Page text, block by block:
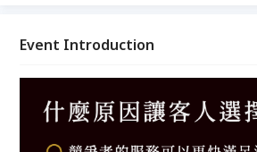
Event Introduction